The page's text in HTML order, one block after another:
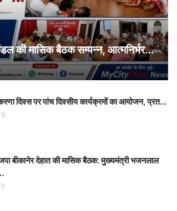
की मासिक बैठक सम्पन्न, आत्मनिर्भर...
दिवस पर पांच दिवसीय कार्यक्रमों का आयोजन, प्रत...
0
बीकानेर देहात की मासिक बैठक: मुख्यमंत्री भजनलाल
0